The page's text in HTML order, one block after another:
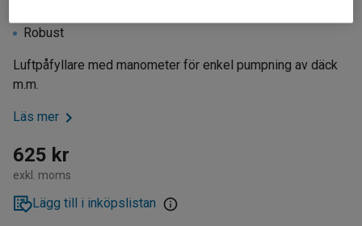
Robust
Luftpåfyllare med manometer för enkel pumpning av däck
m.m.
Läs mer
625 kr
exkl. moms
Lägg till i inköpslistan